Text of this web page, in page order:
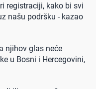
registraciji, kako bi svi
našu podršku - kazao
njihov glas neće
u Bosni i Hercegovini,